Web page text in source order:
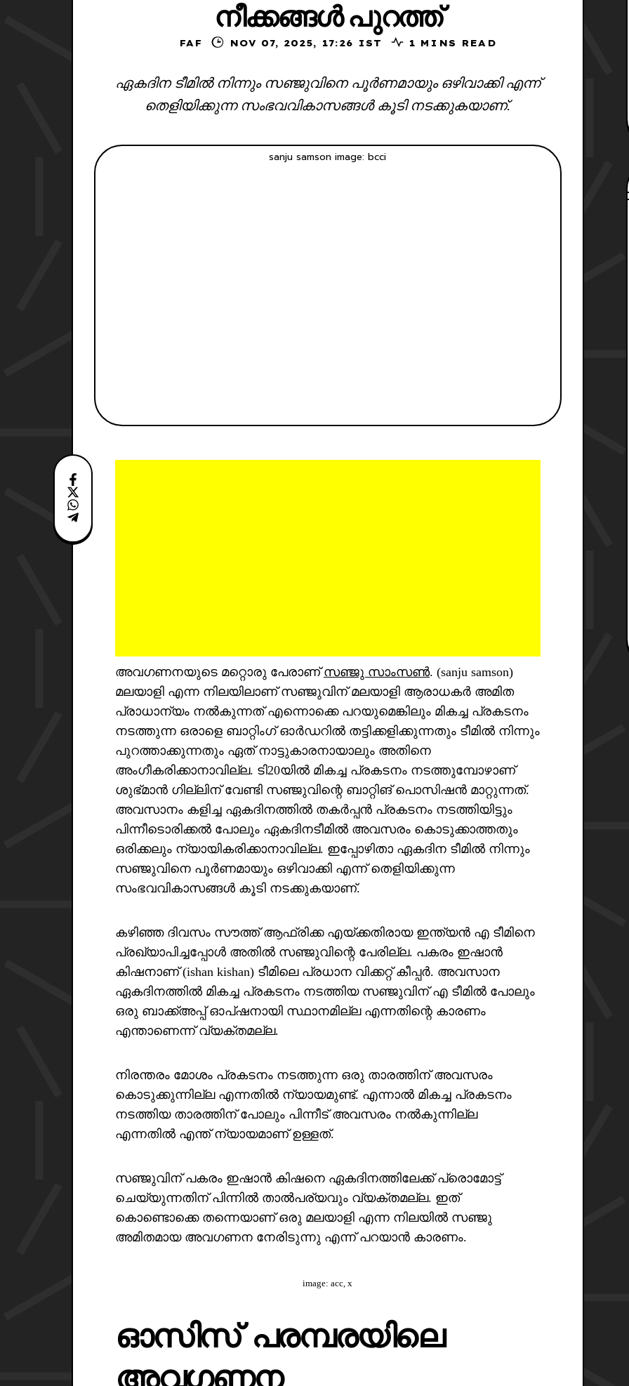
നീക്കങ്ങൾ പുറത്ത്
FAF NOV 07, 2025, 17:26 IST 1 MINS READ
ഏകദിന ടീമിൽ നിന്നും സഞ്ജുവിനെ പൂർണമായും ഒഴിവാക്കി എന്ന്
തെളിയിക്കുന്ന സംഭവവികാസങ്ങൾ കൂടി നടക്കുകയാണ്.
sanju samson image: bcci
അവഗണനയുടെ മറ്റൊരു പേരാണ്സഞ്ജു സാംസൺ. (sanju samson)
മലയാളി എന്ന നിലയിലാണ് സഞ്ജുവിന് മലയാളി ആരാധകർ അമിത
പ്രാധാന്യം നൽകുന്നത് എന്നൊക്കെ പറയുമെങ്കിലും മികച്ച പ്രകടനം
നടത്തുന്ന ഒരാളെ ബാറ്റിംഗ് ഓർഡറിൽ തട്ടിക്കളിക്കുന്നതും ടീമിൽ നിന്നും
പുറത്താക്കുന്നതും ഏത് നാട്ടുകാരനായാലും അതിനെ
അംഗീകരിക്കാനാവില്ല. ടി20യിൽ മികച്ച പ്രകടനം നടത്തുമ്പോഴാണ്
ശുഭ്മാൻ ഗില്ലിന് വേണ്ടി സഞ്ജുവിന്റെ ബാറ്റിങ് പൊസിഷൻ മാറ്റുന്നത്.
അവസാനം കളിച്ച ഏകദിനത്തിൽ തകർപ്പൻ പ്രകടനം നടത്തിയിട്ടും
പിന്നീടൊരിക്കൽ പോലും ഏകദിനടീമിൽ അവസരം കൊടുക്കാത്തതും
ഒരിക്കലും ന്യായികരിക്കാനാവില്ല. ഇപ്പോഴിതാ ഏകദിന ടീമിൽ നിന്നും
സഞ്ജുവിനെ പൂർണമായും ഒഴിവാക്കി എന്ന് തെളിയിക്കുന്ന
സംഭവവികാസങ്ങൾ കൂടി നടക്കുകയാണ്.
കഴിഞ്ഞ ദിവസം സൗത്ത് ആഫ്രിക്ക എയ്ക്കതിരായ ഇന്ത്യൻ എ ടീമിനെ
പ്രഖ്യാപിച്ചപ്പോൾ അതിൽ സഞ്ജുവിന്റെ പേരില്ല. പകരം ഇഷാൻ
കിഷനാണ് (ishan kishan) ടീമിലെ പ്രധാന വിക്കറ്റ് കീപ്പർ. അവസാന
ഏകദിനത്തിൽ മികച്ച പ്രകടനം നടത്തിയ സഞ്ജുവിന് എ ടീമിൽ പോലും
ഒരു ബാക്ക്അപ്പ് ഓപ്‌ഷനായി സ്ഥാനമില്ല എന്നതിന്റെ കാരണം
എന്താണെന്ന് വ്യക്തമല്ല.
നിരന്തരം മോശം പ്രകടനം നടത്തുന്ന ഒരു താരത്തിന് അവസരം
കൊടുക്കുന്നില്ല എന്നതിൽ ന്യായമുണ്ട്. എന്നാൽ മികച്ച പ്രകടനം
നടത്തിയ താരത്തിന് പോലും പിന്നീട് അവസരം നൽകുന്നില്ല
എന്നതിൽ എന്ത് ന്യായമാണ് ഉള്ളത്.
സഞ്ജുവിന് പകരം ഇഷാൻ കിഷനെ ഏകദിനത്തിലേക്ക് പ്രൊമോട്ട്
ചെയ്യുന്നതിന് പിന്നിൽ താൽപര്യവും വ്യക്തമല്ല. ഇത്
കൊണ്ടൊക്കെ തന്നെയാണ് ഒരു മലയാളി എന്ന നിലയിൽ സഞ്ജു
അമിതമായ അവഗണന നേരിടുന്നു എന്ന് പറയാൻ കാരണം.
image: acc, x
ഓസിസ് പരമ്പരയിലെ
അവഗണന